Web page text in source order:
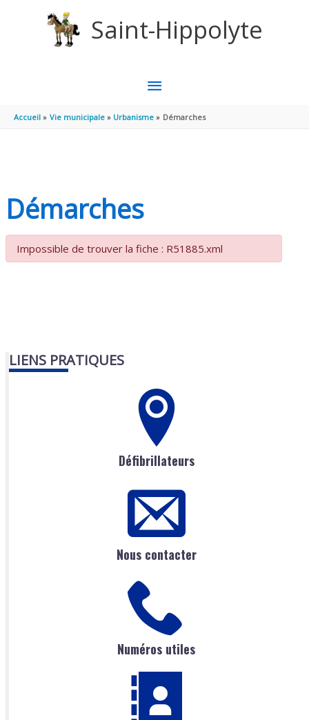
Saint-Hippolyte
MENU
PRINCIPAL
Accueil Vie municipale Urbanisme Démarches
Démarches
Impossible de trouver la fiche : R51885.xml
LIENS PRATIQUES
Défibrillateurs
Nous contacter
Numéros utiles